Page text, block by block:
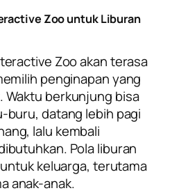
Zoo untuk Liburan
Zoo akan terasa
penginapan yang
Waktu berkunjung bisa
datang lebih pagi
lalu kembali
Pola liburan
keluarga, terutama
anak-anak.